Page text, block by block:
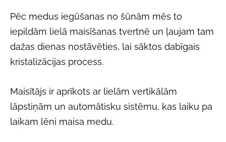
Pēc medus iegūšanas no šūnām mēs to
iepildām lielā maisīšanas tvertnē un ļaujam tam
dažas dienas nostāvēties, lai sāktos dabīgais
kristalizācijas process.
Maisītājs ir aprīkots ar lielām vertikālām
lāpstiņām un automātisku sistēmu, kas laiku pa
laikam lēni maisa medu.